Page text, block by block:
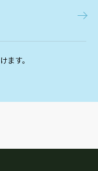
ます。